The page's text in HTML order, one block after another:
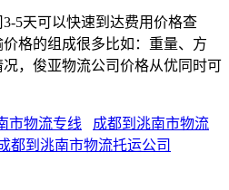
5天可以快速到达费用价格查
格的组成很多比如：重量、方
，俊亚物流公司价格从优同时可
市物流专线
成都到洮南市物流
都到洮南市物流托运公司